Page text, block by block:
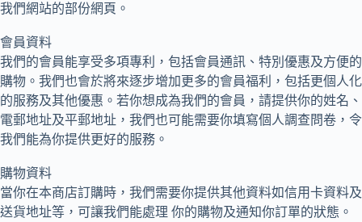
我們網站的部份網頁。
會員資料
我們的會員能享受多項專利，包括會員通訊、特別優惠及方便的
購物。我們也會於將來逐步增加更多的會員福利，包括更個人化
的服務及其他優惠。若你想成為我們的會員，請提供你的姓名、
電郵地址及平郵地址，我們也可能需要你填寫個人調查問卷，令
我們能為你提供更好的服務。
購物資料
當你在本商店訂購時，我們需要你提供其他資料如信用卡資料及
送貨地址等，可讓我們能處理 你的購物及通知你訂單的狀態。